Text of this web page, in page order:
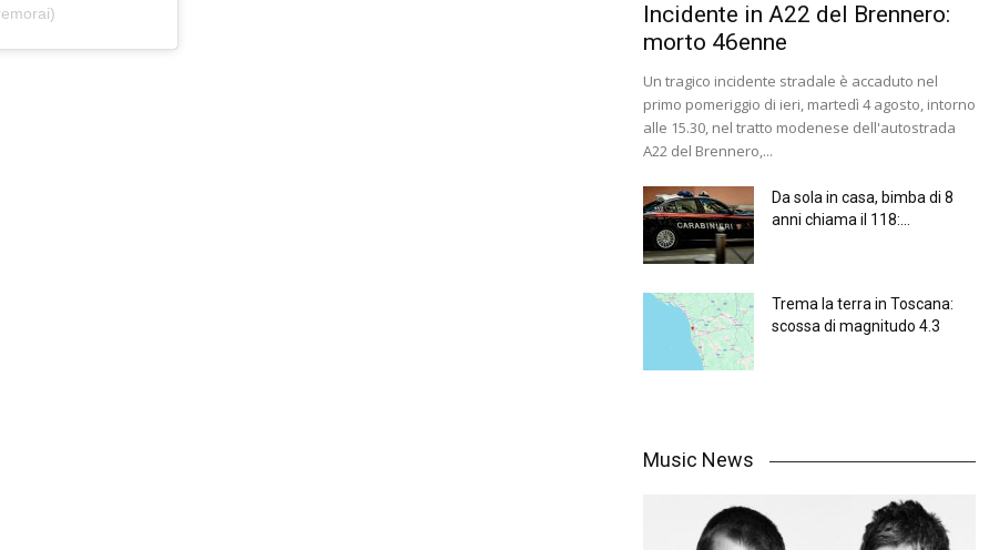
Incidente in A22 del Brennero:
morto 46enne
Un tragico incidente stradale è accaduto nel
primo pomeriggio di ieri, martedì 4 agosto, intorno
alle 15.30, nel tratto modenese dell'autostrada
A22 del Brennero,...
Da sola in casa, bimba di 8
anni chiama il 118:...
Trema la terra in Toscana:
scossa di magnitudo 4.3
Music News